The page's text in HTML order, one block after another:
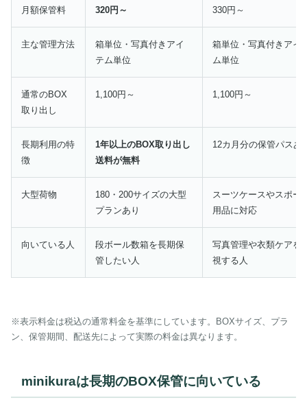
月額保管料 320円～ 330円～
主な管理方法
箱単位・写真付きアイ
テム単位
箱単位・写真付きアイ
ム単位
通常のBOX
取り出し
1,100円～ 1,100円～
長期利用の特
徴
1年以上のBOX取り出し
送料が無料
12カ月分の保管パスあ
大型荷物
180・200サイズの大型
プランあり
スーツケースやスポー
用品に対応
向いている人
段ボール数箱を長期保
管したい人
写真管理や衣類ケアを
視する人
※表示料金は税込の通常料金を基準にしています。BOXサイズ、プラ
ン、保管期間、配送先によって実際の料金は異なります。
minikuraは長期のBOX保管に向いている